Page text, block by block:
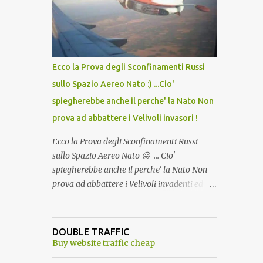
lo scopo della temperatura? Qualcuno a suo
tempo ribattezzo' il Vaccino come: l' Amaro
del Capo, era "spettacolare Ghiacciato, ma
andava bene anche, a Temperatura
Ambiente"! Riproponiamo l'articolo per NON
Ecco la Prova degli Sconfinamenti Russi
sullo Spazio Aereo Nato :) ...Cio'
spiegherebbe anche il perche' la Nato Non
prova ad abbattere i Velivoli invasori !
Ecco la Prova degli Sconfinamenti Russi
sullo Spazio Aereo Nato 😛 ... Cio'
spiegherebbe anche il perche' la Nato Non
prova ad abbattere i Velivoli invadenti ed
alcuna notizia di un'invasione dello spazio
aereo NATO da parte di un robot chiamato
DOUBLE TRAFFIC
Buy website traffic cheap